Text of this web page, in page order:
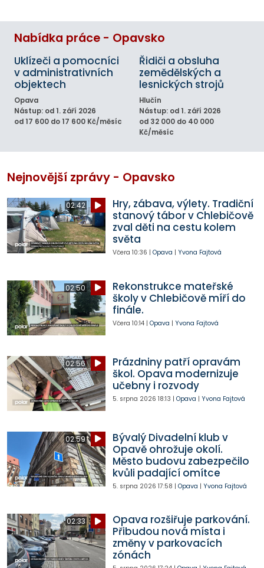
Nabídka práce - Opavsko
Uklízeči a pomocníci
v administrativních
objektech
Opava
Nástup: od 1. září 2026
od 17 600 do 17 600 Kč/měsíc
Řidiči a obsluha
zemědělských a
lesnických strojů
Hlučín
Nástup: od 1. září 2026
od 32 000 do 40 000
Kč/měsíc
Nejnovější zprávy - Opavsko
02:42
Hry, zábava, výlety. Tradiční
stanový tábor v Chlebičově
zval děti na cestu kolem
světa
Včera 10:36 | Opava | Yvona Fajtová
02:50
Rekonstrukce mateřské
školy v Chlebičově míří do
finále.
Včera 10:14| Opava | Yvona Fajtová
02:56
Prázdniny patří opravám
škol. Opava modernizuje
učebny i rozvody
5. srpna 2026 18:13 | Opava | Yvona Fajtová
02:59
Bývalý Divadelní klub v
Opavě ohrožuje okolí.
Město budovu zabezpečilo
kvůli padající omítce
5. srpna 2026 17:58 | Opava | Yvona Fajtová
02:33
Opava rozšiřuje parkování.
Přibudou nová místa i
změny v parkovacích
zónách